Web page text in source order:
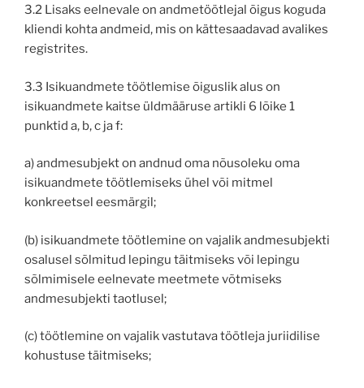
3.2 Lisaks eelnevale on andmetöötlejal õigus koguda
kliendi kohta andmeid, mis on kättesaadavad avalikes
registrites.
3.3 Isikuandmete töötlemise õiguslik alus on
isikuandmete kaitse üldmääruse artikli 6 lõike 1
punktid a, b, c ja f:
a) andmesubjekt on andnud oma nõusoleku oma
isikuandmete töötlemiseks ühel või mitmel
konkreetsel eesmärgil;
(b) isikuandmete töötlemine on vajalik andmesubjekti
osalusel sõlmitud lepingu täitmiseks või lepingu
sõlmimisele eelnevate meetmete võtmiseks
andmesubjekti taotlusel;
(c) töötlemine on vajalik vastutava töötleja juriidilise
kohustuse täitmiseks;